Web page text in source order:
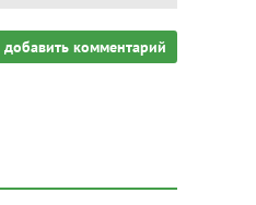
добавить комментарий